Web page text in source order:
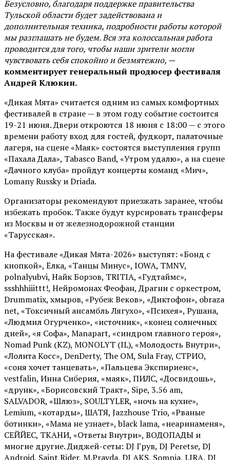
Безусловно, благодаря поддержке правительства
Тульской области будет задействована и
дополнительная техника, подробности работы которой
мы разглашать не будем. Вся эта колоссальная работа
проводится для того, чтобы наши зрители могли
чувствовать себя спокойно и безмятежно, —
комментирует генеральный продюсер фестиваля
Андрей Клюкин.
«Дикая Мята» считается одним из самых комфортных
фестивалей в стране — в этом году событие состоится
19-21 июня. Двери откроются 18 июня с 18:00 — с этого
времени работу вход для гостей, фудкорт, палаточные
лагеря, на сцене «Маяк» состоятся выступления групп
«Пахала Дала», Tabasco Band, «Утром удалю», а на сцене
«Дачного клуба» пройдут концерты команд «Мич»,
Lomany Russky и Driada.
Организаторы рекомендуют приезжать заранее, чтобы
избежать пробок. Также будут курсировать трансферы
из Москвы и от железнодорожной станции
«Тарусская».
На фестивале «Дикая Мята-2026» выступят: «Бонд с
кнопкой», Ёлка, «Танцы Минус», IOWA, TMNV,
polnalyubvi, Найк Борзов, TRITIA, «Гудтаймс»,
ssshhhiiittt!, Нейромонах Феофан, Драгни с оркестром,
Drummatix, хмыров, «Рубеж Веков», «Диктофон», obraza
net, «Токсичный ансамбль Лягухо», «Психея», Рушана,
«Людмил Огурченко», «источник», «конец солнечных
дней», «я Софа», Manapart, «синдром главного героя»,
Nomad Punk (KZ), MONOLYT (IL), «Молодость Внутри»,
«Лолита Косс», DenDerty, The OM, Sula Fray, СТРИО,
«соня хочет танцевать», «Пальцева Экспириенс»,
vestfalin, Инна Сиберия, «маяк», ПИЛС, «Досвидошь»,
«друнк», «Борисовский Тракт», Sipe, 3.56 am,
SALVADOR, «Шлюз», SOULTYLER, «ночь на кухне»,
Lemium, «котарды», ШАТЯ, Jazzhouse Trio, «Рваные
ботинки», «Мама не узнает», black lama, «неаринаменя»,
СЕЙЙЕС, ТКАНИ, «Ответы Внутри», ВОДОПАДЫ и
многие другие. Диджей-сеты: DJ Грув, DJ Peretse, DJ
Android, Saint Rider, М.Pravda, DJ AKS, Somnia, LIRA, DJ